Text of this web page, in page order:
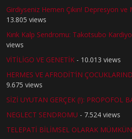
Girdiyseniz Hemen Çıkın! Depresyon
13.805 views
Kırık Kalp Sendromu: Takotsubo
views
VİTİLİGO VE GENETİK - 10.013 views
HERMES VE AFRODİT’İN
9.675 views
SİZİ UYUTAN GERÇEK (!): PROPOFOL
NEGLECT SENDROMU - 7.524 views
TELEPATİ BİLİMSEL OLARAK